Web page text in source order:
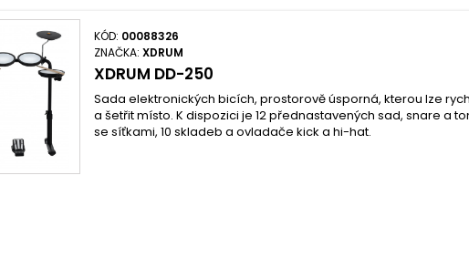
KÓD: 00088326
ZNAČKA:XDRUM
XDRUM DD-250
Sada elektronických bicích, prostorově úsporná, kterou lze
a šetřit místo. K dispozici je 12 přednastavených sad, snare a
se síťkami, 10 skladeb a ovladače kick a hi-hat.